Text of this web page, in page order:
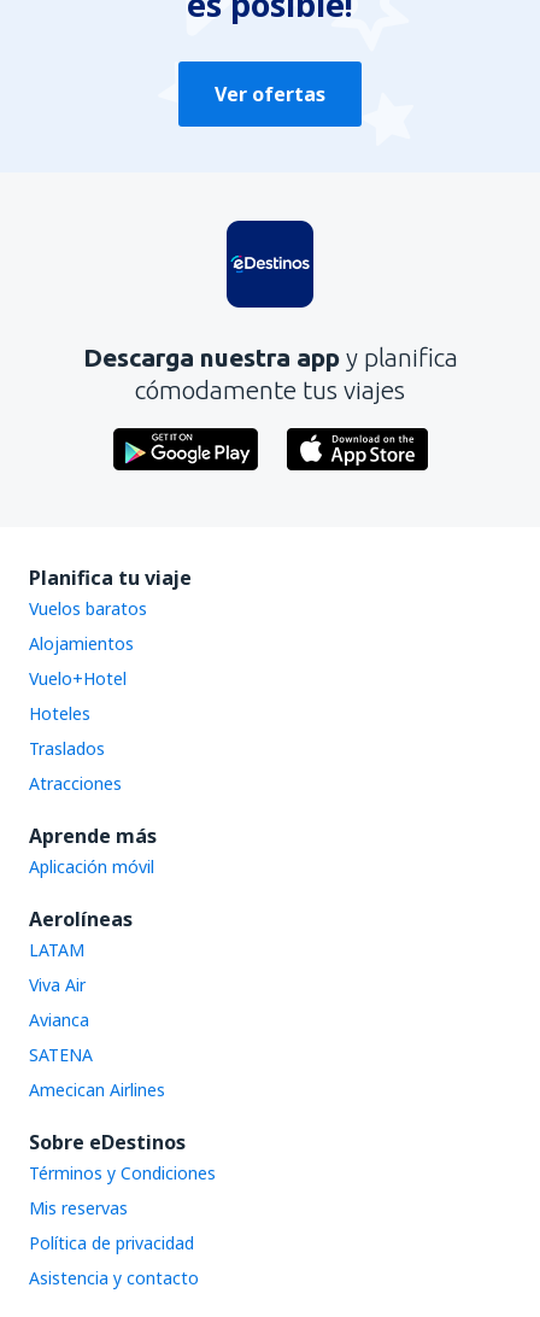
Ver ofertas
Descarga nuestra app y planifica
cómodamente tus viajes
Planifica tu viaje
Vuelos baratos
Alojamientos
Vuelo+Hotel
Hoteles
Traslados
Atracciones
Aprende más
Aplicación móvil
Aerolíneas
LATAM
Viva Air
Avianca
SATENA
Amecican Airlines
Sobre eDestinos
Términos y Condiciones
Mis reservas
Política de privacidad
Asistencia y contacto